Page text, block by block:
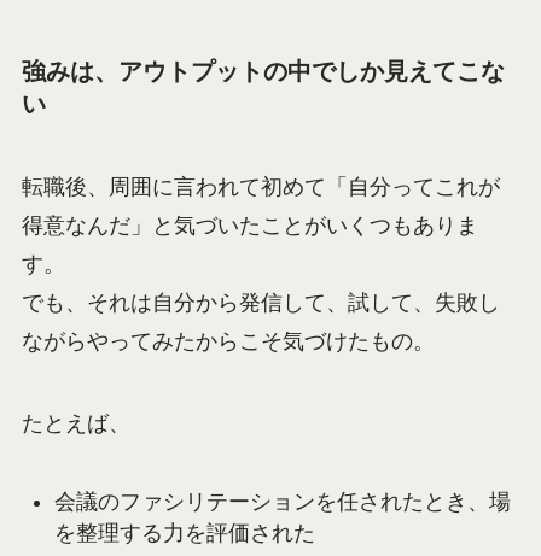
強みは、アウトプットの中でしか見えてこな
い
転職後、周囲に言われて初めて「自分ってこれが
得意なんだ」と気づいたことがいくつもありま
す。
でも、それは自分から発信して、試して、失敗し
ながらやってみたからこそ気づけたもの。
たとえば、
会議のファシリテーションを任されたとき、場
を整理する力を評価された